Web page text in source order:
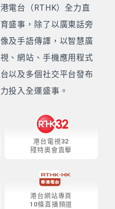
電台（RTHK）全力直
盛事，除了以廣東話旁
及手語傳譯，以智慧廣
、網站、手機應用程式
以及多個社交平台發布
投入全運盛事。
港台電視32
殘特奧會直擊
港台網站專頁
10條直播頻道